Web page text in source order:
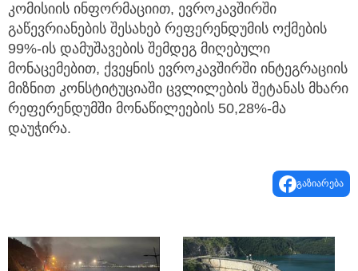
კომისიის ინფორმაციით, ევროკავშირში
გაწევრიანების შესახებ რეფერენდუმის ოქმების
99%-ის დამუშავების შემდეგ მიღებული
მონაცემებით, ქვეყნის ევროკავშირში ინტეგრაციის
მიზნით კონსტიტუციაში ცვლილების შეტანას მხარი
რეფერენდუმში მონაწილეების 50,28%-მა
დაუჭირა.
გაზიარება